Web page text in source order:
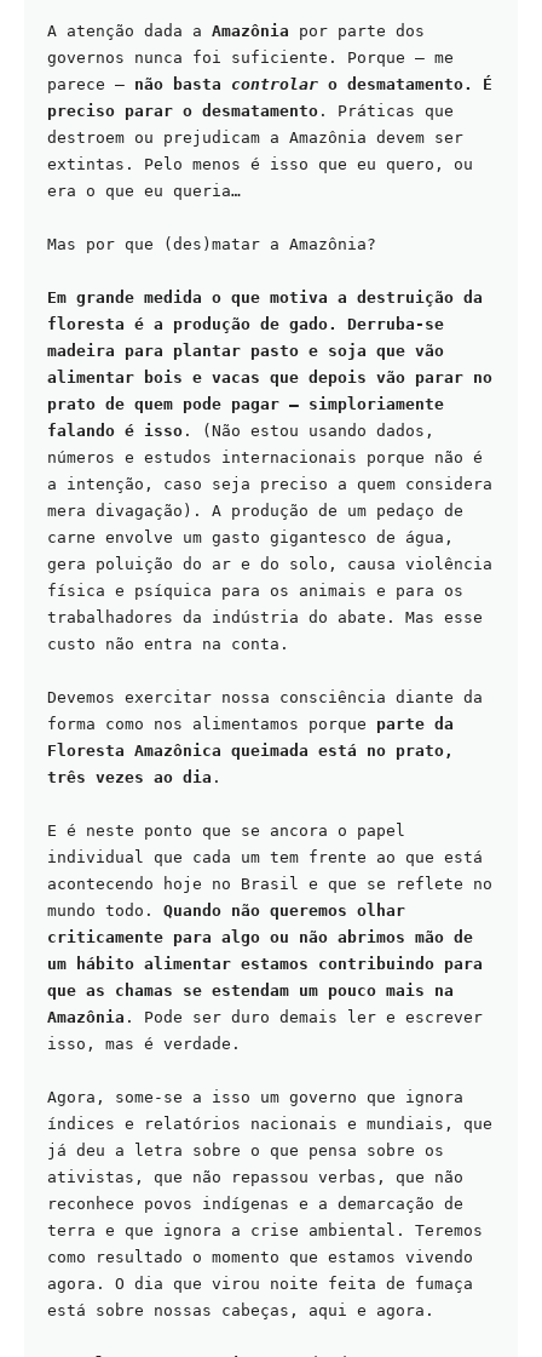
A atenção dada a Amazônia por parte dos
governos nunca foi suficiente. Porque – me
parece – não basta controlar o desmatamento. É
preciso parar o desmatamento. Práticas que
destroem ou prejudicam a Amazônia devem ser
extintas. Pelo menos é isso que eu quero, ou
era o que eu queria…
Mas por que (des)matar a Amazônia?
Em grande medida o que motiva a destruição da
floresta é a produção de gado. Derruba-se
madeira para plantar pasto e soja que vão
alimentar bois e vacas que depois vão parar no
prato de quem pode pagar – simploriamente
falando é isso. (Não estou usando dados,
números e estudos internacionais porque não é
a intenção, caso seja preciso a quem considera
mera divagação). A produção de um pedaço de
carne envolve um gasto gigantesco de água,
gera poluição do ar e do solo, causa violência
física e psíquica para os animais e para os
trabalhadores da indústria do abate. Mas esse
custo não entra na conta.
Devemos exercitar nossa consciência diante da
forma como nos alimentamos porque parte da
Floresta Amazônica queimada está no prato,
três vezes ao dia .
E é neste ponto que se ancora o papel
individual que cada um tem frente ao que está
acontecendo hoje no Brasil e que se reflete no
mundo todo. Quando não queremos olhar
criticamente para algo ou não abrimos mão de
um hábito alimentar estamos contribuindo para
que as chamas se estendam um pouco mais na
Amazônia . Pode ser duro demais ler e escrever
isso, mas é verdade.
Agora, some-se a isso um governo que ignora
índices e relatórios nacionais e mundiais, que
já deu a letra sobre o que pensa sobre os
ativistas, que não repassou verbas, que não
reconhece povos indígenas e a demarcação de
terra e que ignora a crise ambiental. Teremos
como resultado o momento que estamos vivendo
agora. O dia que virou noite feita de fumaça
está sobre nossas cabeças, aqui e agora.